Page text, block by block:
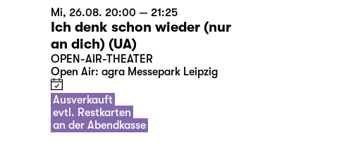
Mi, 26.08. 20:00 — 21:25
Ich denk schon wieder (nur
an dich) (UA)
OPEN-AIR-THEATER
Open Air: agra Messepark Leipzig
Ausverkauft
evtl. Restkarten
an der Abendkasse